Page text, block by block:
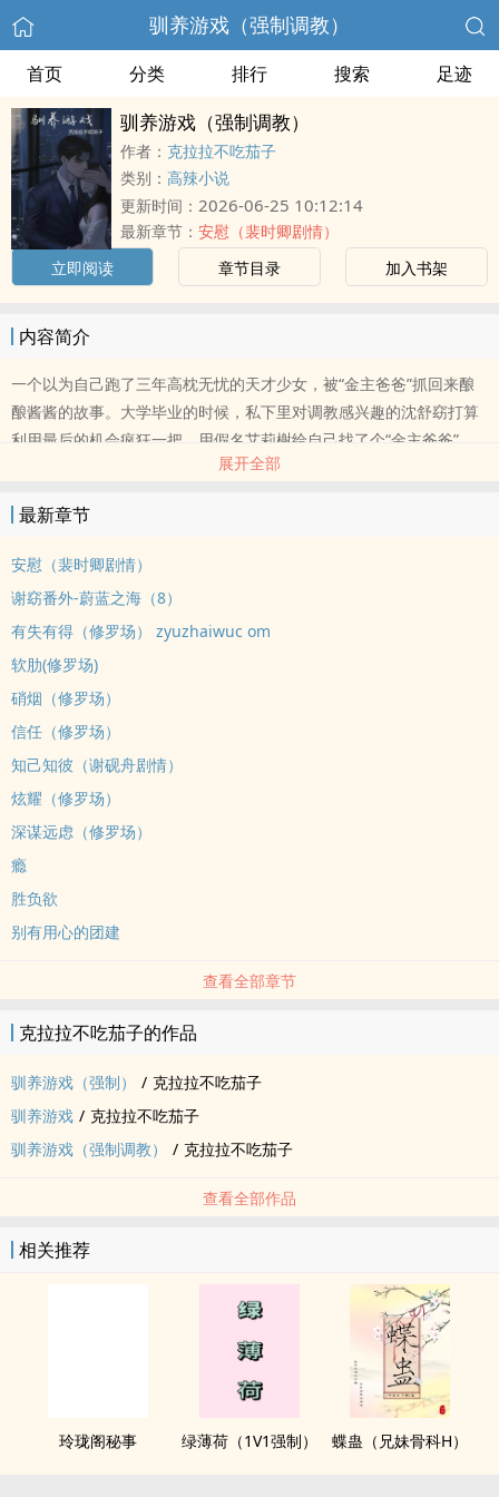
驯养游戏（强制调教）
首页 分类 排行 搜索 足迹
驯养游戏（强制调教）
作者： 克拉拉不吃茄子
类别： 高辣小说
更新时间： 2026-06-25 10:12:14
最新章节： 安慰（裴时卿剧情）
立即阅读
章节目录 加入书架
内容简介
一个以为自己跑了三年高枕无忧的天才少女，被“金主爸爸”抓回来酿
酿酱酱的故事。大学毕业的时候，私下里对调教感兴趣的沈舒窈打算
利用最后的机会疯狂一把，用假名艾莉榭给自己找了个“金主爸爸”。
没想到命运给了自己一个大奖，金主爸爸谢砚舟有颜有钱有腹肌，床
舟留下分文未动的银行卡和一封热情洋溢的感谢信，回国创业了。谁
舒窈只好祈祷他已经忘记了三年前那段荒诞不经的往事。但是，谢砚
舟却掐着她的脖子把她摁在墙上：“沈舒窈小姐，你和我签了五年的合
约，却只履行了两个月的义务。现在到了你还债的时候了。”谢砚舟哪
是什么命运的大奖，根本就是命运的大坑。?谢砚舟出身世家，从年轻
时就独掌大权。虽然私下里和几个好友经营着“宠物”俱乐部，自己却
孜然一身孤独终老，直到自称艾莉榭的女孩闯入他的世界。谁想到不
过两个月，小宠物就从他的手心里逃走消失于人海，还自以为礼貌地
给他留下了一封感谢信。谢砚舟花了三年找回沈舒窈。这一次，他要
她从头到脚，从身体到灵魂，都彻底成为他的所有物。裴时卿虽然和
谢砚舟都是俱乐部的经营者，但是自从开始带学生，就自觉应该为人
自己一手带出来的得意门生。当他发觉的时候，两人的感情已经陷入
僵局，他只好勉为其难地插手免得他们彻底毁掉彼此。谁想到这竟然
重新唤醒了他压抑已久的欲望，打开了潘多拉的魔盒。沈舒窈明明是
他的学生，他才华横溢的后辈，他怎么能在看到她的时候，就想要把
她绑到自己的床上？每周一，三，五，六，一共四更，50珠/50收加
坑。
展开全部
最新章节
安慰（裴时卿剧情）
谢窈番外-蔚蓝之海（8）
有失有得（修罗场） zyuzhaiwuc om
软肋(修罗场)
硝烟（修罗场）
信任（修罗场）
知己知彼（谢砚舟剧情）
炫耀（修罗场）
深谋远虑（修罗场）
瘾
胜负欲
别有用心的团建
查看全部章节
克拉拉不吃茄子的作品
驯养游戏（强制） / 克拉拉不吃茄子
驯养游戏 / 克拉拉不吃茄子
驯养游戏（强制调教）
/ 克拉拉不吃茄子
查看全部作品
相关推荐
玲珑阁秘事 绿薄荷（1V1强制） 蝶蛊（兄妹骨科H）